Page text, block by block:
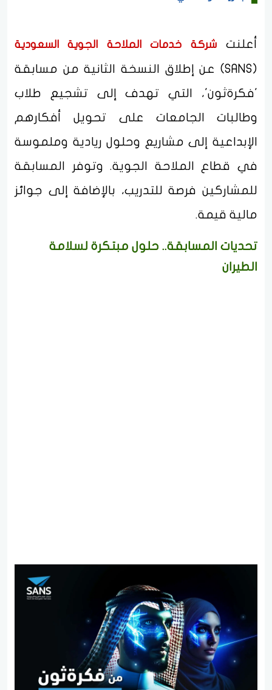
أعلنتشركة خدمات الملاحة الجوية السعودية
(SANS) عن إطلاق النسخة الثانية من مسابقة
'فكرةثون'، التي تهدف إلى تشجيع طلاب
وطالبات الجامعات على تحويل أفكارهم
الإبداعية إلى مشاريع وحلول ريادية وملموسة
في قطاع الملاحة الجوية. وتوفر المسابقة
للمشاركين فرصة للتدريب، بالإضافة إلى جوائز
مالية قيمة.
تحديات المسابقة.. حلول مبتكرة لسلامة
الطيران